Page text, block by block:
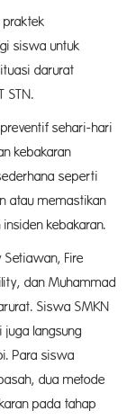
praktek
siswa untuk
darurat
STN.
sehari-hari
kebakaran
seperti
atau memastikan
kebakaran.
Setiawan, Fire
dan Muhammad
Siswa SMKN
juga langsung
Para siswa
dua metode
pada tahap